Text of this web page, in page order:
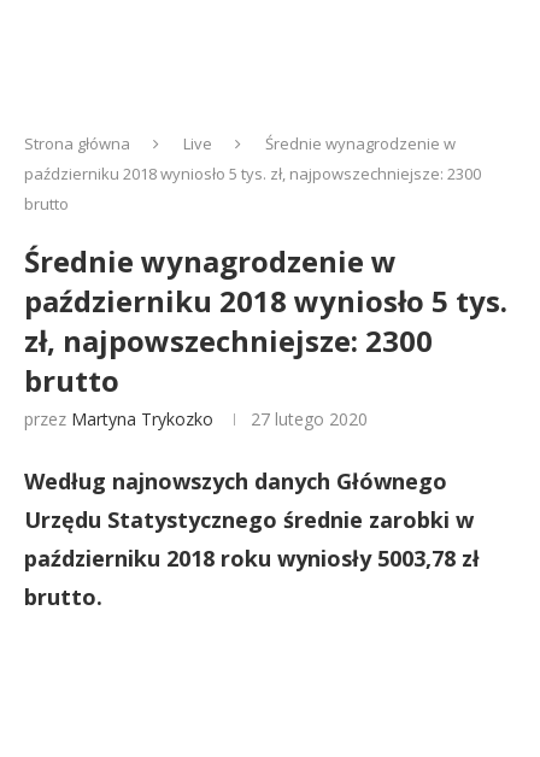
Strona główna Live
Średnie wynagrodzenie w
październiku 2018 wyniosło 5 tys. zł, najpowszechniejsze: 2300
brutto
Średnie wynagrodzenie w
październiku 2018 wyniosło 5 tys.
zł, najpowszechniejsze: 2300
brutto
przez Martyna Trykozko 27 lutego 2020
Według najnowszych danych Głównego
Urzędu Statystycznego średnie zarobki w
październiku 2018 roku wyniosły 5003,78 zł
brutto.